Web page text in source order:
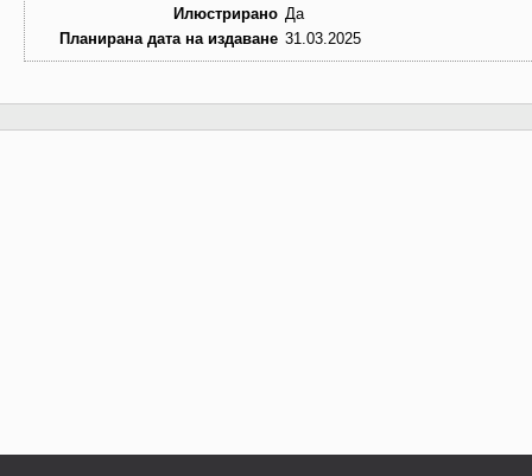
Илюстрирано Да
Планирана дата на издаване 31.03.2025